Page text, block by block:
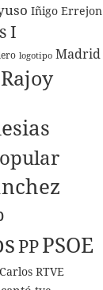
Iñigo Errejon
I
logotipo Madrid
PPPSOE
RTVE